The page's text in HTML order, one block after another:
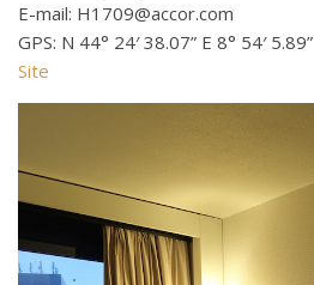
E-mail: H1709@accor.com
GPS: N 44° 24′ 38.07” E 8° 54′ 5.89”
Site